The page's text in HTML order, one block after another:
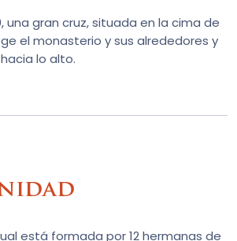
una gran cruz, situada en la cima de
el monasterio y sus alrededores y
lo alto.
está formada por 12 hermanas de